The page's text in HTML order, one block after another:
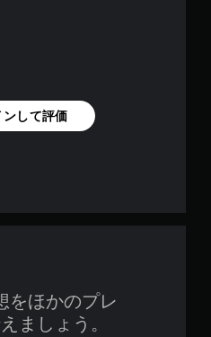
して評価
をほかのプレ
ましょう。